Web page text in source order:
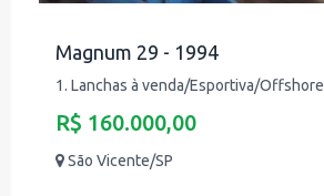
Magnum 29 - 1994
1. Lanchas à venda/Esportiva/Offshore
R$ 160.000,00
São Vicente/SP